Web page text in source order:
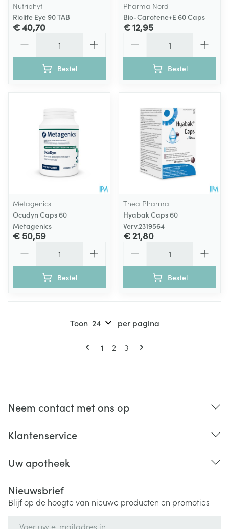
Nutriphyt
Riolife Eye 90 TAB
€ 40,70
Bestel
Pharma Nord
Bio-Carotene+E 60 Caps
€ 12,95
Bestel
Metagenics
Ocudyn Caps 60
Metagenics
€ 50,59
Bestel
Thea Pharma
Hyabak Caps 60
Verv.2319564
€ 21,80
Bestel
Pagina's
U lees momenteel pagina
1 Pagina
2 Pagina
3
Toon per pagina
Neem contact met ons op
Klantenservice
Uw apotheek
Nieuwsbrief
Blijf op de hoogte van nieuwe producten en promoties